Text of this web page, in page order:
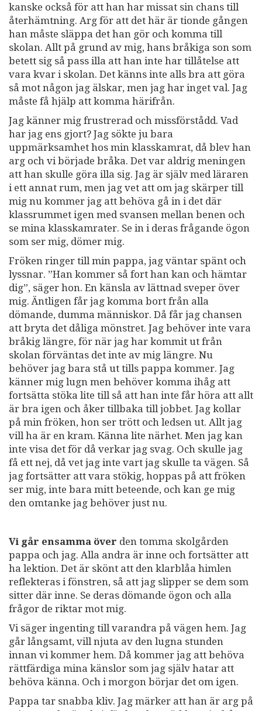
kanske också för att han har missat sin chans till
återhämtning. Arg för att det här är tionde gången
han måste släppa det han gör och komma till
skolan. Allt på grund av mig, hans bråkiga son som
betett sig så pass illa att han inte har tillåtelse att
vara kvar i skolan. Det känns inte alls bra att göra
så mot någon jag älskar, men jag har inget val. Jag
måste få hjälp att komma härifrån.
Jag känner mig frustrerad och missförstådd. Vad
har jag ens gjort? Jag sökte ju bara
uppmärksamhet hos min klasskamrat, då blev han
arg och vi började bråka. Det var aldrig meningen
att han skulle göra illa sig. Jag är själv med läraren
i ett annat rum, men jag vet att om jag skärper till
mig nu kommer jag att behöva gå in i det där
klassrummet igen med svansen mellan benen och
se mina klasskamrater. Se in i deras frågande ögon
som ser mig, dömer mig.
Fröken ringer till min pappa, jag väntar spänt och
lyssnar. ”Han kommer så fort han kan och hämtar
dig”, säger hon. En känsla av lättnad sveper över
mig. Äntligen får jag komma bort från alla
dömande, dumma människor. Då får jag chansen
att bryta det dåliga mönstret. Jag behöver inte vara
bråkig längre, för när jag har kommit ut från
skolan förväntas det inte av mig längre. Nu
behöver jag bara stå ut tills pappa kommer. Jag
känner mig lugn men behöver komma ihåg att
fortsätta stöka lite till så att han inte får höra att allt
är bra igen och åker tillbaka till jobbet. Jag kollar
på min fröken, hon ser trött och ledsen ut. Allt jag
vill ha är en kram. Känna lite närhet. Men jag kan
inte visa det för då verkar jag svag. Och skulle jag
få ett nej, då vet jag inte vart jag skulle ta vägen. Så
jag fortsätter att vara stökig, hoppas på att fröken
ser mig, inte bara mitt beteende, och kan ge mig
den omtanke jag behöver just nu.
Vi går ensamma över den tomma skolgården
pappa och jag. Alla andra är inne och fortsätter att
ha lektion. Det är skönt att den klarblåa himlen
reflekteras i fönstren, så att jag slipper se dem som
sitter där inne. Se deras dömande ögon och alla
frågor de riktar mot mig.
Vi säger ingenting till varandra på vägen hem. Jag
går långsamt, vill njuta av den lugna stunden
innan vi kommer hem. Då kommer jag att behöva
rättfärdiga mina känslor som jag själv hatar att
behöva känna. Och i morgon börjar det om igen.
Pappa tar snabba kliv. Jag märker att han är arg på